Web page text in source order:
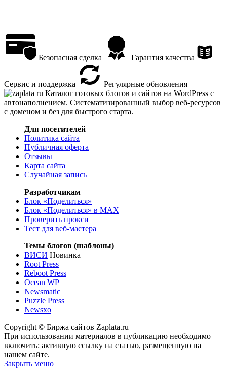
Безопасная сделка Гарантия качества
Сервис и поддержка
Регулярные обновления
Каталог готовых блогов и сайтов на WordPress с
автонаполнением. Систематизированный выбор веб-ресурсов
с доменом и без для быстрого старта.
Для посетителей
Политика сайта
Публичная оферта
Отзывы
Карта сайта
Случайная запись
Разработчикам
Блок «Поделиться»
Блок «Поделиться» в MAX
Проверить прокси
Тест для веб-мастера
Темы блогов (шаблоны)
ВИСИ Новинка
Root Press
Reboot Press
Ocean WP
Newsmatic
Puzzle Press
Newsxo
Copyright © Биржа сайтов Zaplata.ru
При использовании материалов в публикацию необходимо
включить: активную ссылку на статью, размещенную на
нашем сайте.
Закрыть меню